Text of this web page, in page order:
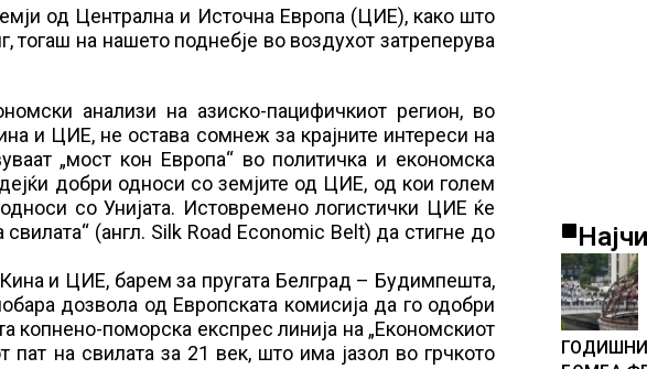
од Централна и Источна Европа (ЦИЕ), како што
тогаш на нашето поднебје во воздухот затреперува
анализи на азиско-пацифичкиот регион, во
и ЦИЕ, не остава сомнеж за крајните интереси на
„мост кон Европа“ во политичка и економска
добри односи со земјите од ЦИЕ, од кои голем
со Унијата. Истовремено логистички ЦИЕ ќе
(англ. Silk Road Economic Belt) да стигне до
и ЦИЕ, барем за пругата Белград – Будимпешта,
дозвола од Европската комисија да го одобри
копнено-поморска експрес линија на „Економскиот
пат на свилата за 21 век, што има јазол во грчкото